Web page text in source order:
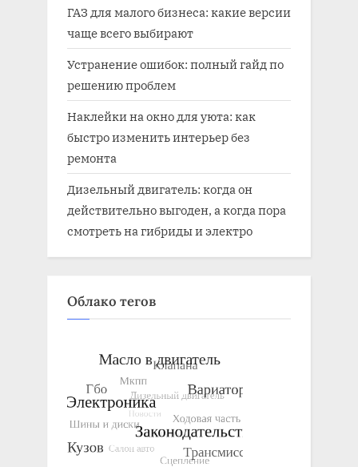
ГАЗ для малого бизнеса: какие версии
чаще всего выбирают
Устранение ошибок: полный гайд по
решению проблем
Наклейки на окно для уюта: как
быстро изменить интерьер без
ремонта
Дизельный двигатель: когда он
действительно выгоден, а когда пора
смотреть на гибриды и электро
Облако тегов